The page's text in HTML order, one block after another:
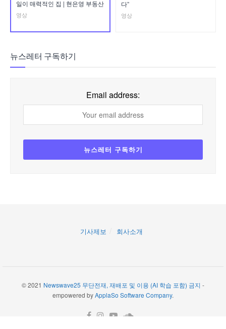
일이 매력적인 집 | 현은영 부동산
영상
다”
영상
뉴스레터 구독하기
Email address:
기사제보 회사소개
© 2021 Newswave25 무단전재, 재배포 및 이용 (AI 학습 포함) 금지 -
empowered byApplaSo Software Company.